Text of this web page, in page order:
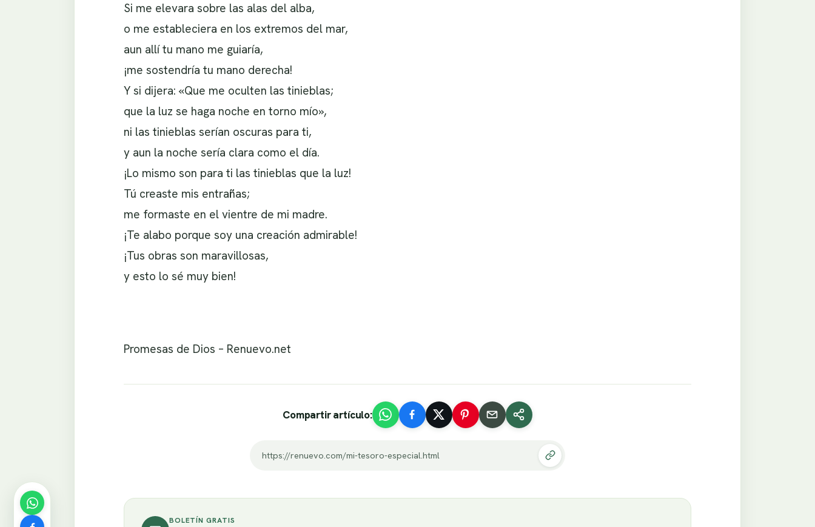
Si me elevara sobre las alas del alba,
o me estableciera en los extremos del mar,
aun allí tu mano me guiaría,
¡me sostendría tu mano derecha!
Y si dijera: «Que me oculten las tinieblas;
que la luz se haga noche en torno mío»,
ni las tinieblas serían oscuras para ti,
y aun la noche sería clara como el día.
¡Lo mismo son para ti las tinieblas que la luz!
Tú creaste mis entrañas;
me formaste en el vientre de mi madre.
¡Te alabo porque soy una creación admirable!
¡Tus obras son maravillosas,
y esto lo sé muy bien!
Promesas de Dios – Renuevo.net
Compartir artículo:
https://renuevo.com/mi-tesoro-especial.html
BOLETÍN GRATIS